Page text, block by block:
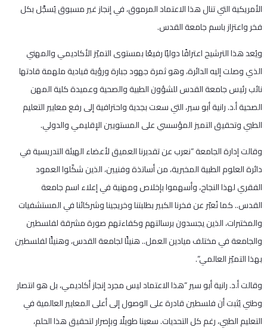
الأمريكية التي تنال هذا الاعتماد المرموق، في إنجاز غير مسبوق يُسجَّل بكل
فخر واعتزاز باسم جامعة القدس.
ويُعد هذا الترشيح اعترافًا دوليًا رفيعًا بمستوى التميّز الأكاديمي والمهني
الذي وصلت إليه الدائرة، وهو ثمرة جهود جبارة ورؤية قيادية ملهمة قادتها
نائب رئيس جامعة القدس للشؤون الطبية والصحية وعميدة كلية المهن
الصحية أ.د. رانية أبو سير، التي سعت بجدية واحترافية إلى رفع معايير التعليم
الطبي وتحقيق التميز المؤسسي على المستويين الإقليمي والدولي.
وقالت إدارة الجامعة “نعرب عن تقديرنا العميق لأعضاء الهيئة التدريسية في
دائرة العلوم الطبية المخبرية، من أساتذة وفنيين، الذين شكّلوا العمود
الفقري لهذا النجاح، وأسهموا بإخلاص ومهنية في إعلاء اسم جامعة
القدس.. كما نُعبّر عن فخرنا الكبير بطلبتنا وخريجينا وشركائنا في المستشفيات
والمختبرات، الذين يجسدون برسالتهم وكفاءتهم صورة مشرقة لفلسطين
والجامعة في مختلف ميادين العمل.. هنيئًا لجامعة القدس، وهنيئًا لفلسطين
بهذا التميّز العالمي”.
وقالت أ.د. رانية أبو سير “هذا الاعتماد ليس مجرد إنجاز أكاديمي، بل هو انتصار
وطني يُثبت أن فلسطين قادرة على الوصول إلى أعلى المعايير العالمية في
التعليم الطبي، رغم كل التحديات. سعينا طويلًا وبإصرار لتحقيق هذا الحلم،